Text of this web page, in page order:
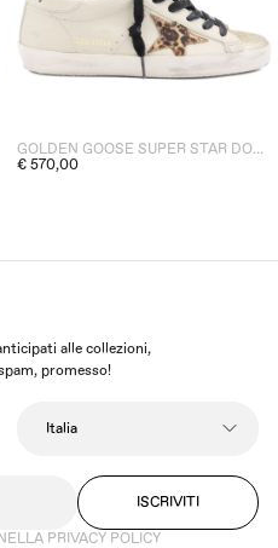
GOLDEN GOOSE SUPER STAR DONNA SNEAKERS BEIGE
€ 570,00
alle collezioni,
promesso!
ISCRIVITI
PRIVACY POLICY